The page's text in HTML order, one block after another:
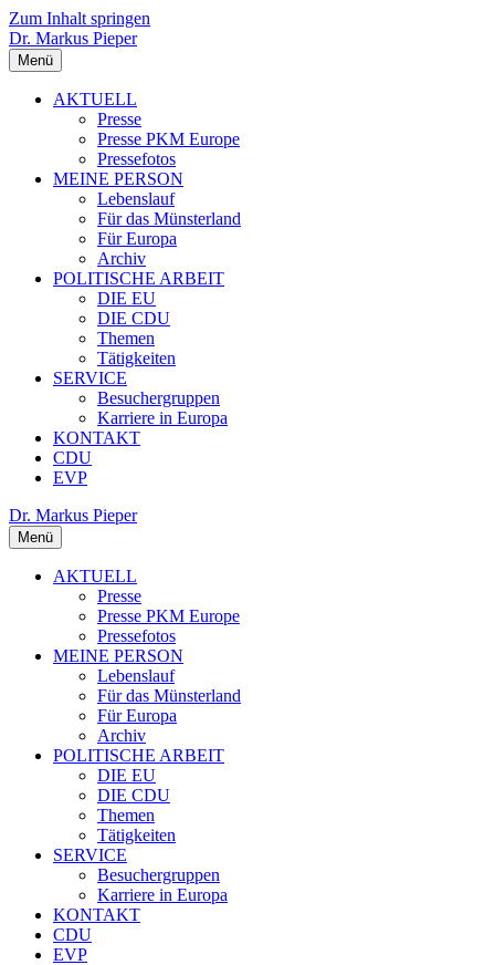
Zum Inhalt springen
Dr. Markus Pieper
Menü
AKTUELL
Presse
Presse PKM Europe
Pressefotos
MEINE PERSON
Lebenslauf
Für das Münsterland
Für Europa
Archiv
POLITISCHE ARBEIT
DIE EU
DIE CDU
Themen
Tätigkeiten
SERVICE
Besuchergruppen
Karriere in Europa
KONTAKT
CDU
EVP
Dr. Markus Pieper
Menü
AKTUELL
Presse
Presse PKM Europe
Pressefotos
MEINE PERSON
Lebenslauf
Für das Münsterland
Für Europa
Archiv
POLITISCHE ARBEIT
DIE EU
DIE CDU
Themen
Tätigkeiten
SERVICE
Besuchergruppen
Karriere in Europa
KONTAKT
CDU
EVP